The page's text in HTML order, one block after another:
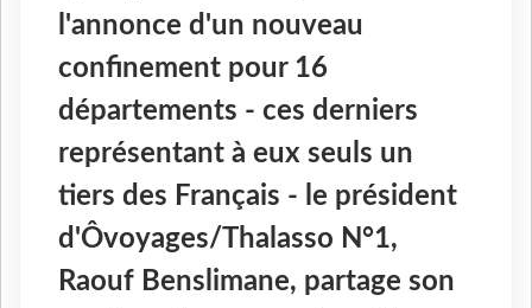
l'annonce d'un nouveau
confinement pour 16
départements - ces derniers
représentant à eux seuls un
tiers des Français - le président
d'Ôvoyages/Thalasso N°1,
Raouf Benslimane, partage son